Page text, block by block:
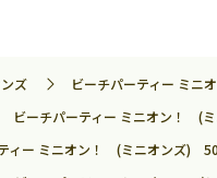
ズ
ビーチパーティー ミ
ビーチパーティー ミニオン！
ィー ミニオン！ (ミニオンズ)